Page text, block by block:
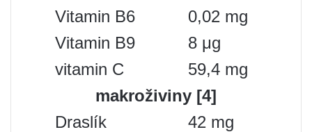
Vitamin B6
0,02 mg
Vitamin B9
8 μg
vitamin C
59,4 mg
makroživiny [4]
Draslík
42 mg